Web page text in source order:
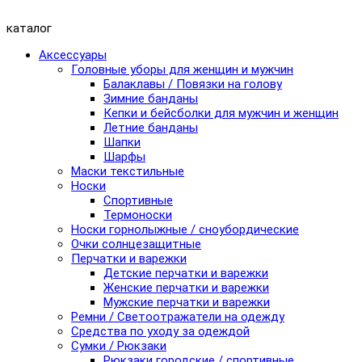
каталог
Аксессуары
Головные уборы для женщин и мужчин
Балаклавы / Повязки на голову
Зимние банданы
Кепки и бейсболки для мужчин и женщин
Летние банданы
Шапки
Шарфы
Маски текстильные
Носки
Спортивные
Термоноски
Носки горнолыжные / сноубордические
Очки солнцезащитные
Перчатки и варежки
Детские перчатки и варежки
Женские перчатки и варежки
Мужские перчатки и варежки
Ремни / Светоотражатели на одежду
Средства по уходу за одеждой
Сумки / Рюкзаки